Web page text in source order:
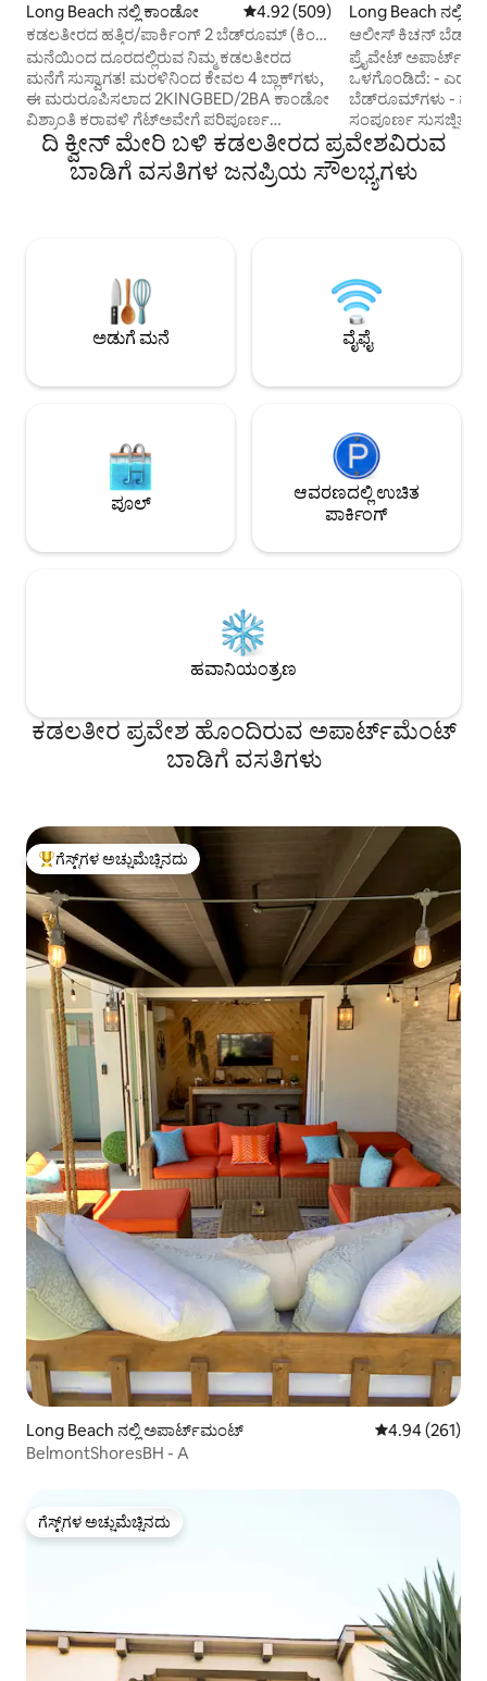
Long Beach ನಲ್ಲಿ ಕಾಂಡೋ 5 ರಲ್ಲಿ 4.92 ಸರಾಸರಿ ರೇಟಿಂಗ್, 509
4.92 (509)
ಕಡಲತೀರದ ಹತ್ತಿರ/ಪಾರ್ಕಿಂಗ್ 2 ಬೆಡ್‌ರೂಮ್ (ಕಿಂಗ್
ಗಾತ್ರ)/2 ಸ್ನಾನಗೃಹ
ಮನೆಯಿಂದ ದೂರದಲ್ಲಿರುವ ನಿಮ್ಮ ಕಡಲತೀರದ
ಮನೆಗೆ ಸುಸ್ವಾಗತ! ಮರಳಿನಿಂದ ಕೇವಲ 4 ಬ್ಲಾಕ್‌ಗಳು,
ಈ ಮರುರೂಪಿಸಲಾದ 2KINGBED/2BA ಕಾಂಡೋ
ವಿಶ್ರಾಂತಿ ಕರಾವಳಿ ಗೆಟ್‌ಅವೇಗೆ ಪರಿಪೂರ್ಣ
ನೆಲೆಯಾಗಿದೆ. ವಿಶಾಲವಾದ ಮತ್ತು ಕುಟುಂಬ-ಸ್ನೇಹಿ,
ಇದು ಪೋರ್ಟಬಲ್ AC ಘಟಕಗಳು, ಕೇಂದ್ರೀಯ
ಶಾಖ ಮತ್ತು ಸಂಪೂರ್ಣವಾಗಿ ಸಂಗ್ರಹವಾಗಿರುವ
ಮೈಲುಗಳು) ಗೆ ಹತ್ತಿರವಾಗಿರುತ್ತೀರಿ. ದಯವಿಟ್ಟು
ಗಮನಿಸಿ: ರಾತ್ರಿ 10 ಗಂಟೆಯ ನಂತರ ಯಾವುದೇ
ಪಾರ್ಟಿಗಳು, ಹೆಚ್ಚುವರಿ ಗೆಸ್ಟ್‌ಗಳು ಅಥವಾ ಜೋರಾದ
ಶಬ್ದ ಮಾಡುವಂತಿಲ್ಲ.
Long Beach ನಲ್ಲಿ ಅ
ಪಾರ್ಟ್‌ಮಂಟ್
ಆಲೀಸ್ ಕಿಚನ್ ಬೆಡ್ &
ಪ್ರೈವೇಟ್
ಒಳಗೊಂಡಿದೆ: - ಎರಡು
ಬೆಡ್‌ರೂಮ್‌ಗಳು - ಪೂರ್ಣ
ಸಂಪೂರ್ಣ ಸುಸಜ್ಜಿತ
ಗೆಸ್ಟ್‌ಗಳಿಗಾಗಿ ರಾಣಿ
ಹೊಂದಿರುವ ದೊಡ್ಡ
ಪ್ರೆಸ್ ಮತ್ತು ಡ್ರಿಪ್),
ಆನಂದಿಸಿ.
ಒಳಪಟ್ಟು 72
ಆರ್ಡರ್ ಅನ್ನು ಇರಿಸಿ.
ಹಂಚಿಕೊಳ್ಳಲಾಗಿದೆ.
ದಿ ಕ್ವೀನ್ ಮೇರಿ ಬಳಿ ಕಡಲತೀರದ ಪ್ರವೇಶವಿರುವ
ಬಾಡಿಗೆ ವಸತಿಗಳ ಜನಪ್ರಿಯ ಸೌಲಭ್ಯಗಳು
ಅಡುಗೆ ಮನೆ ವೈಫೈ
ಪೂಲ್
ಆವರಣದಲ್ಲಿ ಉಚಿತ
ಪಾರ್ಕಿಂಗ್
ಹವಾನಿಯಂತ್ರಣ
ಕಡಲತೀರ ಪ್ರವೇಶ ಹೊಂದಿರುವ ಅಪಾರ್ಟ್‌ಮೆಂಟ್
ಬಾಡಿಗೆ ವಸತಿಗಳು
ಗೆಸ್ಟ್‌ಗಳಿಗೆ ಅತಿ ಹೆಚ್ಚು ಅಚ್ಚುಮೆಚ್ಚಿನದು
ಗೆಸ್ಟ್‌ಗಳ ಅಚ್ಚುಮೆಚ್ಚಿನದು
Long Beach ನಲ್ಲಿ ಅಪಾರ್ಟ್‌ಮಂಟ್ 5 ರಲ್ಲಿ 4.94
4.94 (261)
BelmontShoresBH - A
ಗೆಸ್ಟ್‌ಗಳ ಅಚ್ಚುಮೆಚ್ಚಿನದು
ಗೆಸ್ಟ್‌ಗಳ ಅಚ್ಚುಮೆಚ್ಚಿನದು